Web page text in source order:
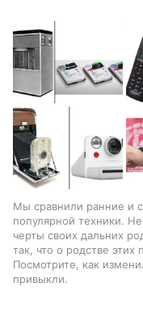
Мы сравнили ранние и
популярной техники.
черты своих дальних
так, что о родстве этих
Посмотрите, как
привыкли.